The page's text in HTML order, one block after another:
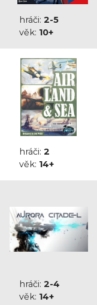
hráči: 2-5
věk: 10+
hráči: 2
věk: 14+
hráči: 2-4
věk: 14+